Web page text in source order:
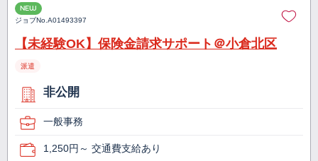
NEW
ジョブNo.A01493397
【未経験OK】保険金請求サポート＠小倉北区
派遣
非公開
一般事務
1,250円～ 交通費支給あり